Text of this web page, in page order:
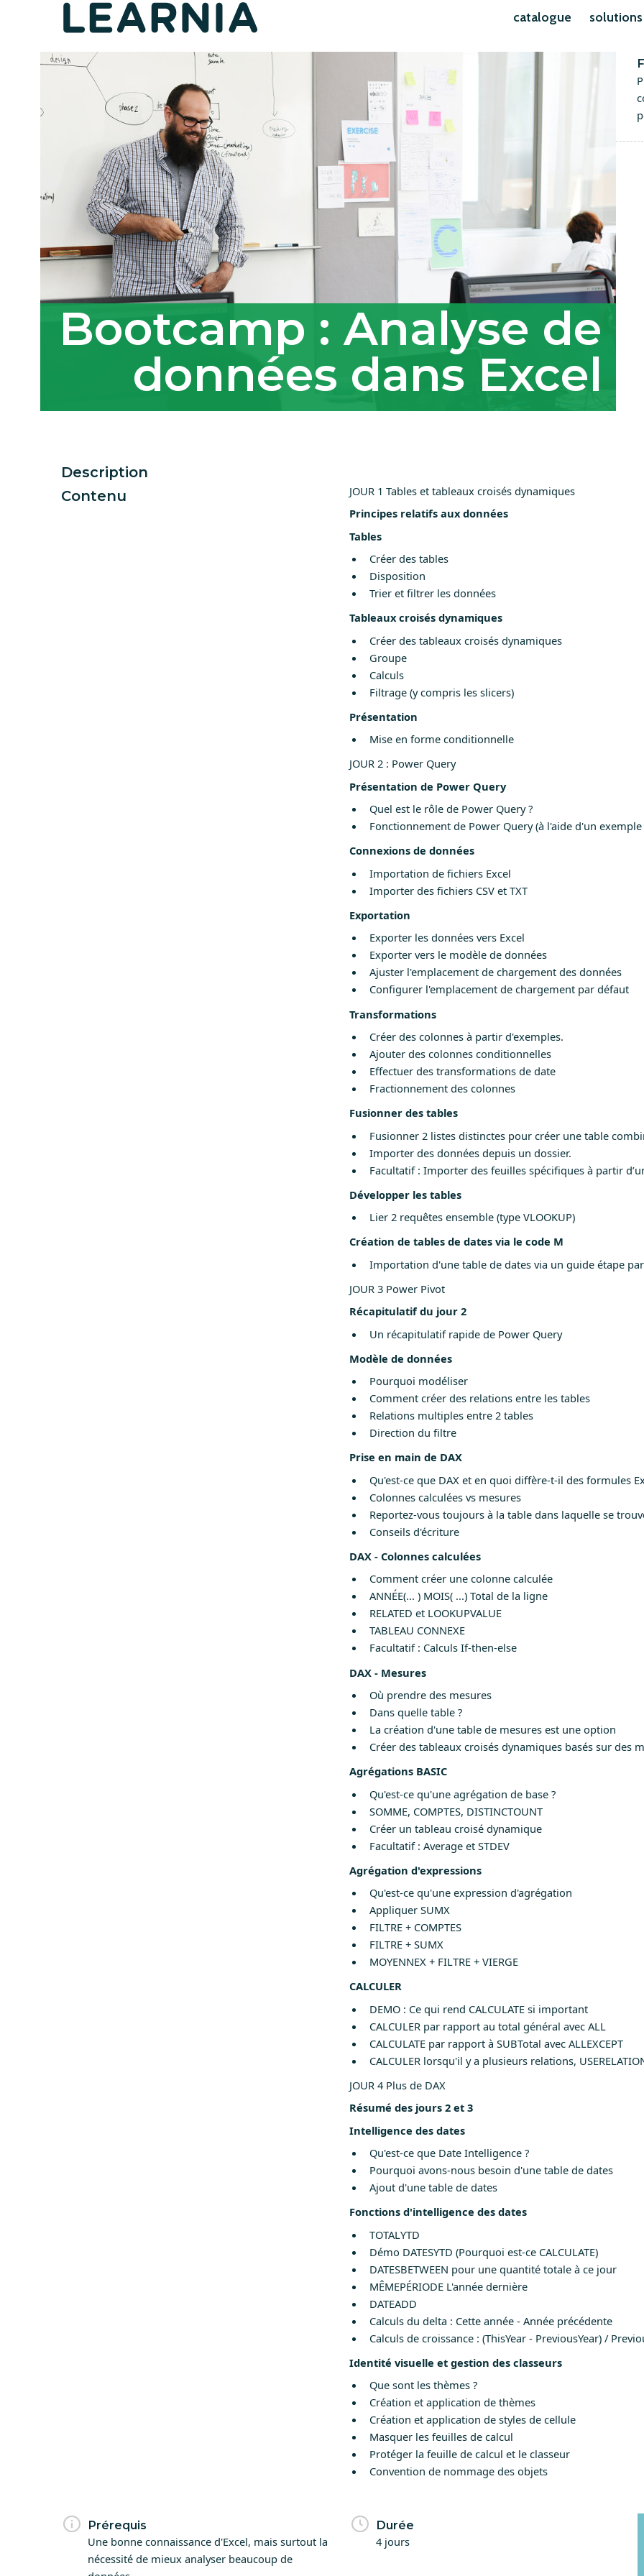
catalogue solutions
Bootcamp : Analyse de
données dans Excel
Description
Contenu
JOUR 1 Tables et tableaux croisés dynamiques
Principes relatifs aux données
Tables
Créer des tables
Disposition
Trier et filtrer les données
Tableaux croisés dynamiques
Créer des tableaux croisés dynamiques
Groupe
Calculs
Filtrage (y compris les slicers)
Présentation
Mise en forme conditionnelle
JOUR 2 : Power Query
Présentation de Power Query
Quel est le rôle de Power Query ?
Fonctionnement de Power Query (à l'aide d'un
Connexions de données
Importation de fichiers Excel
Importer des fichiers CSV et TXT
Exportation
Exporter les données vers Excel
Exporter vers le modèle de données
Ajuster l'emplacement de chargement des données
Configurer l'emplacement de chargement par défaut
Transformations
Créer des colonnes à partir d'exemples.
Ajouter des colonnes conditionnelles
Effectuer des transformations de date
Fractionnement des colonnes
Fusionner des tables
Fusionner 2 listes distinctes pour créer une table
Importer des données depuis un dossier.
Facultatif : Importer des feuilles spécifiques à partir
Développer les tables
Lier 2 requêtes ensemble (type VLOOKUP)
Création de tables de dates via le code M
Importation d'une table de dates via un guide étape par
JOUR 3 Power Pivot
Récapitulatif du jour 2
Un récapitulatif rapide de Power Query
Modèle de données
Pourquoi modéliser
Comment créer des relations entre les tables
Relations multiples entre 2 tables
Direction du filtre
Prise en main de DAX
Qu'est-ce que DAX et en quoi diffère-t-il des formules
Colonnes calculées vs mesures
Reportez-vous toujours à la table dans laquelle se
Conseils d'écriture
DAX - Colonnes calculées
Comment créer une colonne calculée
ANNÉE(... ) MOIS( ...) Total de la ligne
RELATED et LOOKUPVALUE
TABLEAU CONNEXE
Facultatif : Calculs If-then-else
DAX - Mesures
Où prendre des mesures
Dans quelle table ?
La création d'une table de mesures est une option
Créer des tableaux croisés dynamiques basés sur des
Agrégations BASIC
Qu'est-ce qu'une agrégation de base ?
SOMME, COMPTES, DISTINCTOUNT
Créer un tableau croisé dynamique
Facultatif : Average et STDEV
Agrégation d'expressions
Qu'est-ce qu'une expression d'agrégation
Appliquer SUMX
FILTRE + COMPTES
FILTRE + SUMX
MOYENNEX + FILTRE + VIERGE
CALCULER
DEMO : Ce qui rend CALCULATE si important
CALCULER par rapport au total général avec ALL
CALCULATE par rapport à SUBTotal avec ALLEXCEPT
CALCULER lorsqu'il y a plusieurs relations,
JOUR 4 Plus de DAX
Résumé des jours 2 et 3
Intelligence des dates
Qu'est-ce que Date Intelligence ?
Pourquoi avons-nous besoin d'une table de dates
Ajout d'une table de dates
Fonctions d'intelligence des dates
TOTALYTD
Démo DATESYTD (Pourquoi est-ce CALCULATE)
DATESBETWEEN pour une quantité totale à ce jour
MÊMEPÉRIODE L'année dernière
DATEADD
Calculs du delta : Cette année - Année précédente
Calculs de croissance : (ThisYear - PreviousYear) /
Identité visuelle et gestion des classeurs
Que sont les thèmes ?
Création et application de thèmes
Création et application de styles de cellule
Masquer les feuilles de calcul
Protéger la feuille de calcul et le classeur
Convention de nommage des objets
Prérequis
Une bonne connaissance d'Excel, mais surtout la
nécessité de mieux analyser beaucoup de
Durée
4 jours